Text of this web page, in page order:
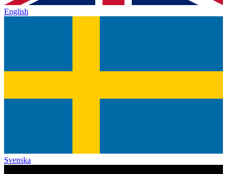
English
Svenska